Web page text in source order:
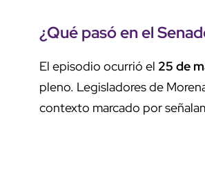
¿Qué pasó en el
El episodio ocurrió el 25 de
pleno. Legisladores de
contexto marcado por